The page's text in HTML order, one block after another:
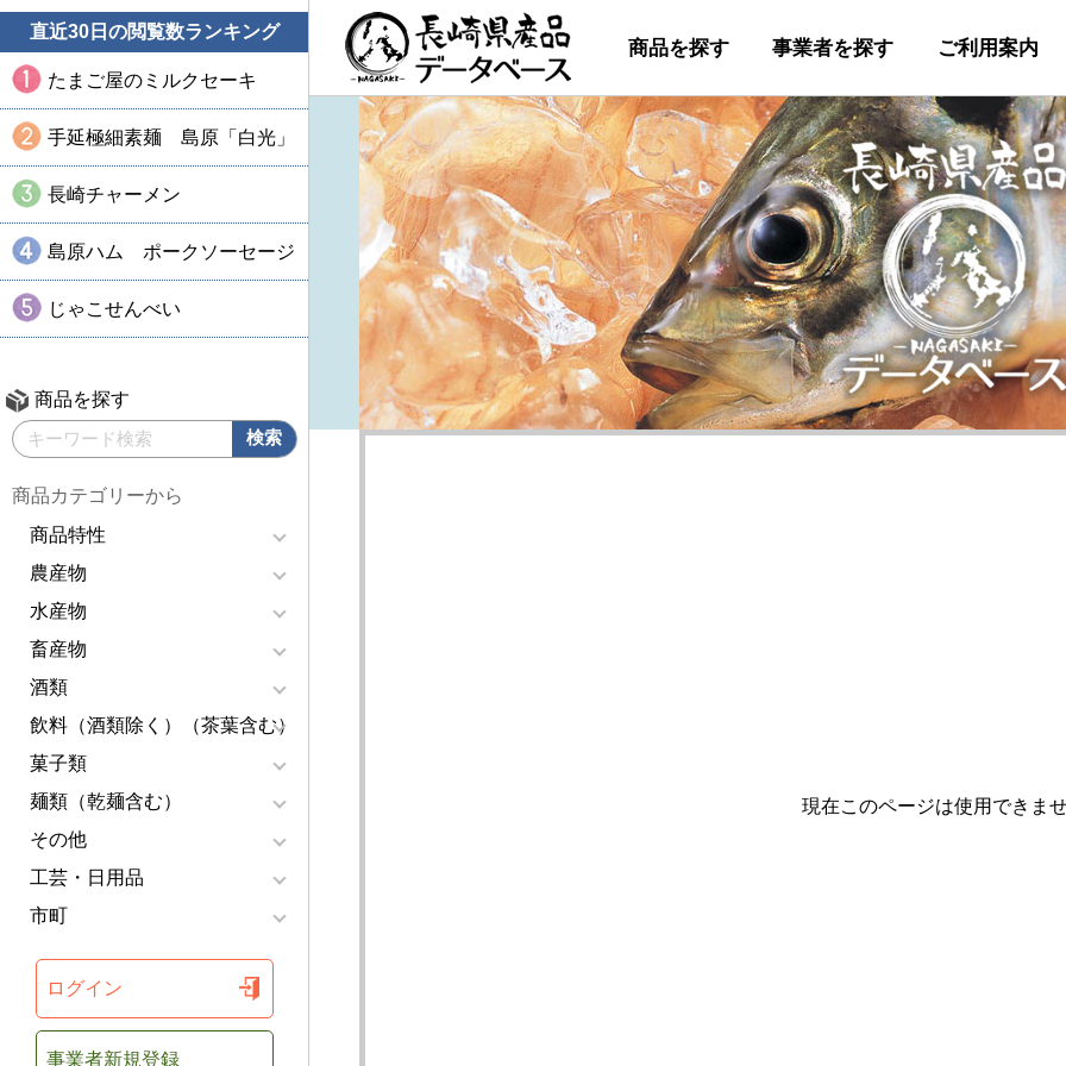
直近30日の閲覧数ランキング
たまご屋のミルクセーキ
手延極細素麺 島原「白光」
長崎チャーメン
島原ハム ポークソーセージ
じゃこせんべい
商品を探す
商品カテゴリーから
商品特性
農産物
水産物
畜産物
酒類
飲料（酒類除く）（茶葉含む）
菓子類
麺類（乾麺含む）
その他
工芸・日用品
市町
ログイン
事業者新規登録
商品を探す 事業者を探す ご利用案内
現在このページは使用できま